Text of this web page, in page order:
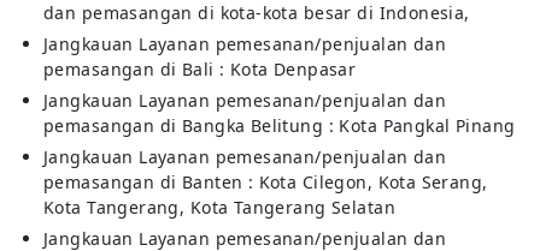
dan pemasangan di kota-kota besar di Indonesia,
Jangkauan Layanan pemesanan/penjualan dan
pemasangan di Bali : Kota Denpasar
Jangkauan Layanan pemesanan/penjualan dan
pemasangan di Bangka Belitung : Kota Pangkal Pinang
Jangkauan Layanan pemesanan/penjualan dan
pemasangan di Banten : Kota Cilegon, Kota Serang,
Kota Tangerang, Kota Tangerang Selatan
Jangkauan Layanan pemesanan/penjualan dan